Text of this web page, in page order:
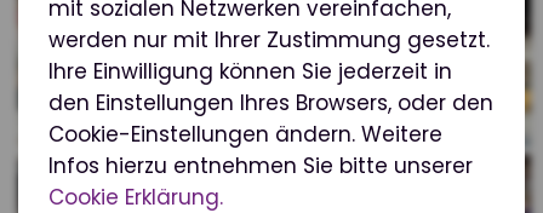
mit sozialen Netzwerken vereinfachen,
werden nur mit Ihrer Zustimmung gesetzt.
Ihre Einwilligung können Sie jederzeit in
den Einstellungen Ihres Browsers, oder den
Cookie-Einstellungen ändern. Weitere
Infos hierzu entnehmen Sie bitte unserer
Cookie Erklärung.